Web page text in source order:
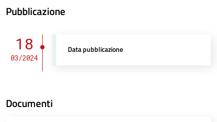
Pubblicazione
18
03/2024
Data pubblicazione
Documenti